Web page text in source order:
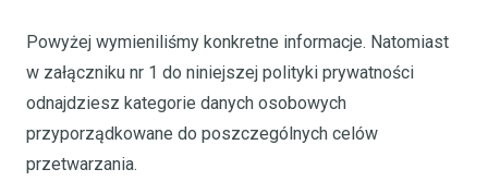
Powyżej wymieniliśmy konkretne informacje. Natomiast
w załączniku nr 1 do niniejszej polityki prywatności
odnajdziesz kategorie danych osobowych
przyporządkowane do poszczególnych celów
przetwarzania.